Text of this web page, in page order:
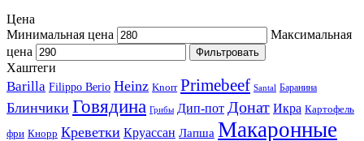
Цена
Минимальная цена
Максимальная
цена
Фильтровать
Хаштеги
Barilla Filippo Berio Heinz Knorr Primebeef Santal Баранина
Блинчики Говядина Грибы Дип-пот Донат Икра Картофель
фри Кнорр Креветки Круассан Лапша Макаронные